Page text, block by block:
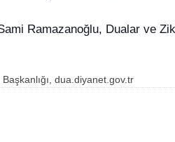
Ramazanoğlu, Dualar ve
dua.diyanet.gov.tr